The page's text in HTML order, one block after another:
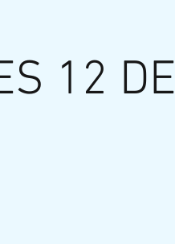
12 DE